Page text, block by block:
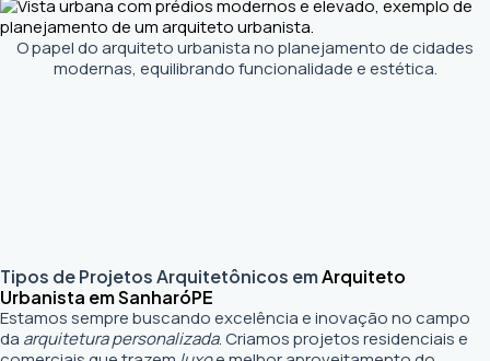
O papel do arquiteto urbanista no planejamento de cidades
modernas, equilibrando funcionalidade e estética.
Tipos de Projetos Arquitetônicos emArquiteto
Urbanista em SanharóPE
Estamos sempre buscando excelência e inovação no campo
da arquitetura personalizada. Criamos projetos residenciais e